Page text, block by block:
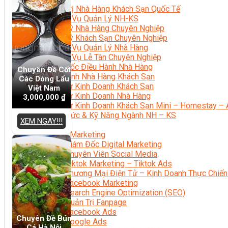
Quản Trị Nhà Hàng Khách Sạn Quốc Tế
Nghiệp Vụ Quản Lý NH-KS
Quản Lý Nhà Hàng Chuyên Nghiệp
Quản Lý Khách Sạn Chuyên Nghiệp
Nghiệp Vụ Quản Lý Nhà Hàng
Nghiệp Vụ Lễ Tân Chuyên Nghiệp
Giám Đốc Điều Hành Nhà Hàng
Tiếng Anh Nhà Hàng Khách Sạn
Khởi Sự Kinh Doanh Khách Sạn
Khởi Sự Kinh Doanh Nhà Hàng
Khởi Sự Kinh Doanh Khách Sạn Mini – Homestay –
Kiến Thức & Kỹ Năng Ngành NH – KS
Marketing
Digital Marketing
Giám Đốc Digital Marketing
Chuyên Viên Social Media
Tiktok Marketing – Tiktok Ads
Thương Mại Điện Tử – Kinh Doanh Thực
Facebook Marketing
Search Engine Optimization (SEO)
Quản Trị Fanpage
Facebook Ads
Google Ads
Chuyên Đề Cốt
Các Dòng Lẩu
Việt Nam
3,000,000 ₫
XEM NGAY!!!
Chuyên Đề Bún